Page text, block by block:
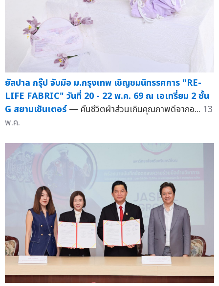
ยัสปาล กรุ๊ป จับมือ ม.กรุงเทพ เชิญชมนิทรรศการ "RE-
LIFE FABRIC" วันที่ 20 - 22 พ.ค. 69 ณ เอเทรี่ยม 2 ชั้น
G สยามเซ็นเตอร์ — คืนชีวิตผ้าส่วนเกินคุณภาพดีจากอ... 13
พ.ค.